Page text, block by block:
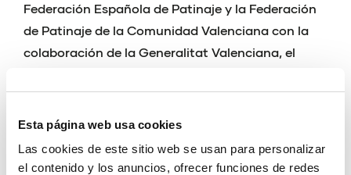
Esta página web usa cookies
Las cookies de este sitio web se usan para personalizar
el contenido y los anuncios, ofrecer funciones de redes
Federación Española de Patinaje y la Federación
de Patinaje de la Comunidad Valenciana con la
colaboración de la Generalitat Valenciana, el
Municipal), Diputació de València, el Consejo
Superior de Deportes, la Fundación Trinidad
que este evento sea posible junto con marcas